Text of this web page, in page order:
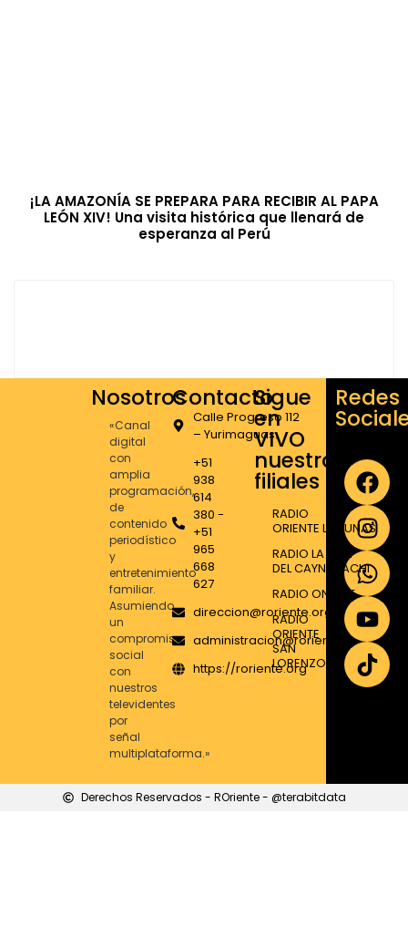
¡LA AMAZONÍA SE PREPARA PARA RECIBIR AL PAPA
LEÓN XIV! Una visita histórica que llenará de
esperanza al Perú
Nosotros
«Canal
digital
con
amplia
programación,
de
contenido
periodístico
y
entretenimiento
familiar.
Asumiendo
un
compromiso
social
con
nuestros
televidentes
por
señal
multiplataforma.»
Contacto
Calle Progreso 112
– Yurimaguas.
+51
938
614
380 -
+51
965
668
627
direccion@roriente.org
administracion@roriente.org
https://roriente.org
Sigue
en
VIVO
nuestras
filiales
RADIO
ORIENTE LAGUNAS
RADIO LA VOZ
DEL CAYNARACHI
RADIO ONDA T
RADIO
ORIENTE
SAN
LORENZO
Redes
Derechos Reservados - ROriente - @terabitdata